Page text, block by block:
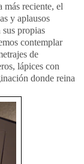
más reciente, el
y aplausos
propias
contemplar
de
lápices con
donde reina